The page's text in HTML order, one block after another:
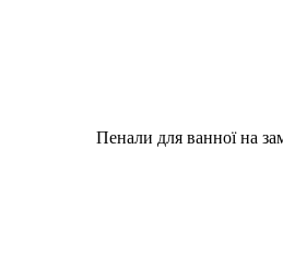
Пенали для ванної на